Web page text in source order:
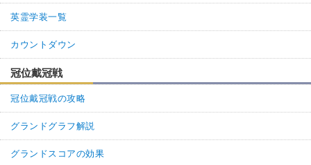
英霊学装一覧
カウントダウン
冠位戴冠戦
冠位戴冠戦の攻略
グランドグラフ解説
グランドスコアの効果